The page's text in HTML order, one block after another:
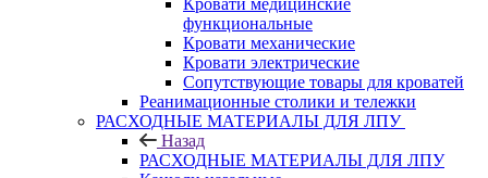
функциональные
Кровати механические
Кровати электрические
Сопутствующие товары для кроватей
Реанимационные столики и тележки
РАСХОДНЫЕ МАТЕРИАЛЫ ДЛЯ ЛПУ
Назад
РАСХОДНЫЕ МАТЕРИАЛЫ ДЛЯ ЛПУ